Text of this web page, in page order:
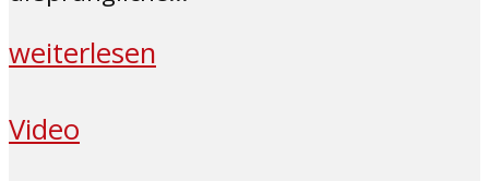
weiterlesen
Video